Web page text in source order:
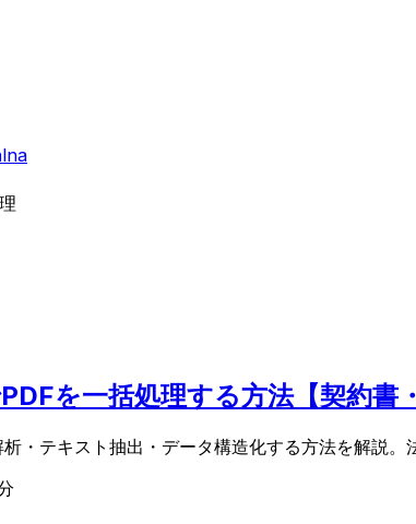
を一括処理する方法【契約書
・テキスト抽出・データ構造化する方法を解説